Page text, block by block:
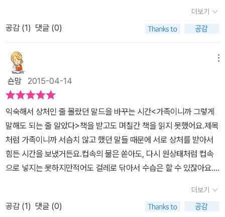
대화 양식이 어떤 영향을 끼치는지 알아본다. 이 책을 읽으면서 가족
던 말로 가족의 마음에 상처를 많이 주었다는 것을 깨달았다. 이제 아
무리 가까운 가족이라고 해서 함부로 말할 것이 아니라 오히려 더 잘
해야겠다고 다짐해본다.
슴쓰림을 당하는 사람들이 꽤 있을 것이다. 인정 받고 싶은 욕망, 편안
하게 속내를 털어놓고 싶은 마음을 버린지 오래된 나 역시 가족의 한
마디에 상처받을 때가 종종 있을 정도이니. 보통의 가정 속에서 서로
를 긁고 울분을 토하고 원망하는 일들은 소소하게 일어나고 있지 않
을까. 가장 문제는 역시 '널 사랑해서 한 말이야'라는 단서가 덧붙을
때 일 것이다. '가족이니까 그런 얘길 하는 거지'라니. 그 역시 말하는
이의 입장에서 내뱉는 자기 합리화일뿐이고. 가족이라고 해서 함부로
조언하고 상처줄 이유가 없는데 말이다. 익숙해서 상처인 줄로 몰랐
던 말들을 서로 반성하는 시간을 데보라 태넌의 <가족이니까 그렇게
말해도 되는 줄 알았다>를 읽으며 시작해 보면 어떨까. 가족간에도
서로 지켜야하는 거리와 룰이 있다. 알맞는 대화법이 있다. 남도 가족
도 안보고 살면 똑같이 남이다. 누구편 이라고 유치하게 편가를 필요
해 됐지?'라는 영혼없는 사과에 기분나빠하는 것은 가족이라 해도 매
한가지. 가족내에서도 서로 다름을 이해하는 성숙된 의식이 필요한
약하셨던 아버지는 자식들의 의견이나 생각은 전혀 필요치가 않으셨
다. 오로지 아버지의 뜻대로 움직여야 했지만 결코 그렇게 되지 못하
것은 아니다.여동생은 어릴 적 이야기를 하다보면 언니인 나에게 받
았던 상처들이 많았다고 하소연 하는 경우가 많다. 언니라는 이유로
부모에게서 받지 못한 인정을 동생들에게 받고자 권위적으로 대하고
가르치려고만 들었던 것이다. 동생의 말을 듣다 보면 그런 것이 그토
록 상처가 될 줄 몰라서 한 행동이였을지언정, 참 나는 나쁜 언니였다.
지금은 시어머님께서 하시는 말씀에 상처를 받는다.얼마전에는 내가
덜렁대서 제대로 하는 것이 하나도 없다고 하셨다. 못한다고 해야 잘
하려고 하는 마음을 갖아야 하는 것이란다. 내가 하는 것은 다 못마땅
해하시는 것 같은 말씀들에 열심히 해봐야 소용없다는 생각이 들기도
부모와 자녀, 부부, 그리고 시가와 처가에서의 대화에서 받게되는 상
처들에 관하여 들려준다.사례를 통해 들려주는 이야기들이 누구나 다
준다.이밖에도 2부에서는 가족의 유형별로, 부부, 부모와 자녀, 형제
자매, 시가와 처가 관계에서 필요한 대화법들을 보여준다. 나아가 더
이상 사랑이란 말로 상처받지 않는 법을 알려주는데, 이는 곧 ‘말하는
방식을 바꿔서 대화의 취지를 변경하거나 상대방의 말을 해석하는 방
식을 바꾸는 것’을 의미한다. 이 책을 통해 서로의 입장을 이해하고 오
해를 푸는 시간을 가질 수 있을 것이다. 예담 / 위즈덤 하우스 가족이
니까 그렇게 말해도 되는 줄 알았다 (데보라 태넌 지음 ㅣ 김고명 옮
김)​대상 : 부모 ​제목부터가 읽어본 사람이라면누구나 가슴이 철렁해
지는 기분이 든다.떨리는 마음으로 한장한장 읽어내려 가려합니다.​​​​​​가
족은 사람과 사람이 부대끼며 온갖 야단법석을 일으키는 인간관계의
압력솥이다. 가족간의 대화가 우리 삶에 더 큰 영향을 끼치고 한층 강
렬한 반응을 자아내는 까닭은 ?​그 모든 것이 대화 방식에 따라 위안
을 얻는가 하면 대화로 상처를 입는다.​말이 '아'다르고 '어'다르다고 이
왕이면 이렇게 얘기하면 좋잖아!남편에게 늘상 하는 말입니다. ​저 또
더보기
공감 (1) 댓글 (0)
숀맘 2015-04-14
익숙해서 상처인 줄 몰랐던 말드을 바꾸는 시간<가족이니까 그렇게
말해도 되는 줄 알았다>책을 받고도 며칠간 책을 읽지 못했어요.제목
처럼 가족이니까 서슴치 않고 했던 말들 때문에 서로 상처를 받아서
힘든 시간을 보냈거든요.컵속의 물은 쏟아도, 다시 원상태처럼 컵속
으로 넣지는 못하지만적어도 걸레로 닦아서 수습은 할 수 있잖아요.
그랬을까, 조금만 참지..하는 순간 벌써 늦어버리네요.상대방이 오해
해서 화내고, 미안하다고 사과를 하더라도 마음에 앙금이 남잖아요.
더보기
공감 (1) 댓글 (0)